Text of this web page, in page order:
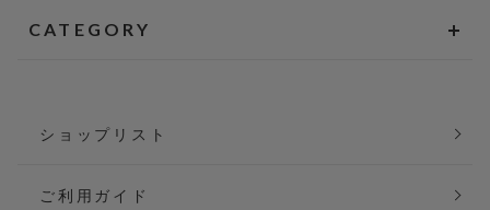
CATEGORY
ショップリスト
ご利用ガイド